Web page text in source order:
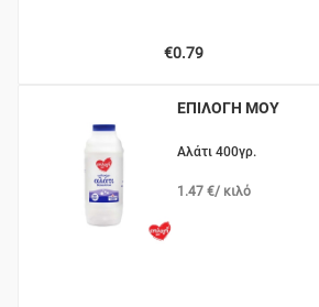
€0.79
ΕΠΙΛΟΓΗ ΜΟΥ
Αλάτι 400γρ.
1.47 €/ κιλό